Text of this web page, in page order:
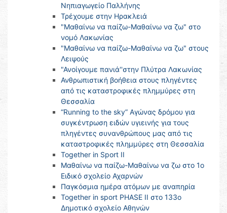
Νηπιαγωγείο Παλλήνης
Τρέχουμε στην Ηρακλειά
"Μαθαίνω να παίζω-Μαθαίνω να ζω" στο
νομό Λακωνίας
"Μαθαίνω να παίζω-Μαθαίνω να ζω" στους
Λειψούς
"Ανοίγουμε πανιά''στην Πλύτρα Λακωνίας
Ανθρωπιστική βοήθεια στους πληγέντες
από τις καταστροφικές πλημμύρες στη
Θεσσαλία
“Running to the sky” Αγώνας δρόμου για
συγκέντρωση ειδών υγιεινής για τους
πληγέντες συνανθρώπους μας από τις
καταστροφικές πλημμύρες στη Θεσσαλία
Together in Sport II
Μαθαίνω να παίζω-Μαθαίνω να ζω στο 1ο
Ειδικό σχολείο Αχαρνών
Παγκόσμια ημέρα ατόμων με αναπηρία
Together in sport PHASE II στο 133ο
Δημοτικό σχολείο Αθηνών